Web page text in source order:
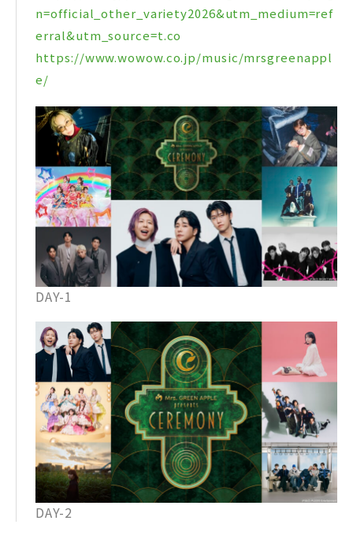
n=official_other_variety2026&utm_medium=ref
erral&utm_source=t.co
https://www.wowow.co.jp/music/mrsgreenappl
e/
DAY-1
DAY-2